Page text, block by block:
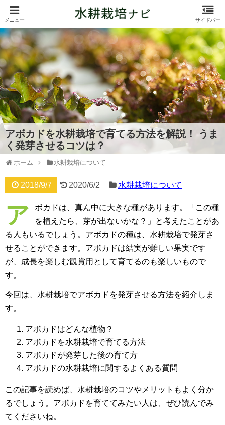
アボカドを水耕栽培で育てる方法を解説！ うま
く発芽させるコツは？
ホーム 水耕栽培について
2018/9/7 2020/6/2 水耕栽培について
ア
ボカドは、真ん中に大きな種があります。「この種
を植えたら、芽が出ないかな？」と考えたことがあ
る人もいるでしょう。アボカドの種は、水耕栽培で発芽さ
せることができます。アボカドは結実が難しい果実です
が、成長を楽しむ観賞用として育てるのも楽しいもので
す。
今回は、水耕栽培でアボカドを発芽させる方法を紹介しま
す。
アボカドはどんな植物？
アボカドを水耕栽培で育てる方法
アボカドが発芽した後の育て方
アボカドの水耕栽培に関するよくある質問
この記事を読めば、水耕栽培のコツやメリットもよく分か
るでしょう。アボカドを育ててみたい人は、ぜひ読んでみ
てくださいね。